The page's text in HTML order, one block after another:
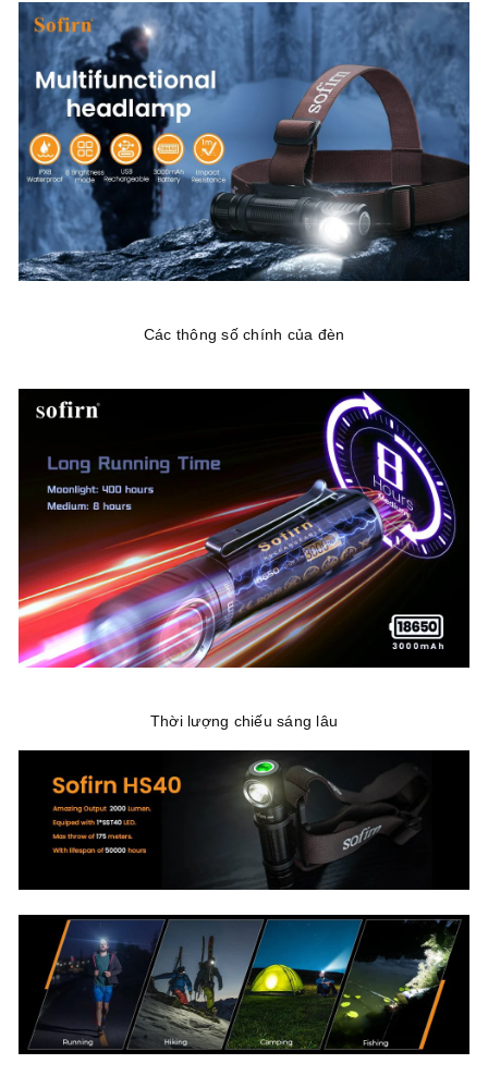
Các thông số chính của đèn
Thời lượng chiếu sáng lâu